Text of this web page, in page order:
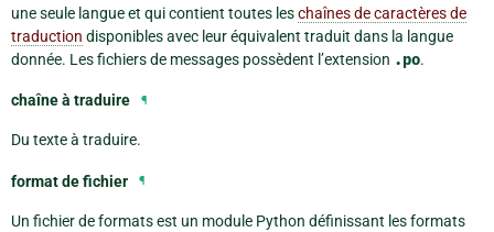
une seule langue et qui contient toutes leschaînes de caractères de
traduction disponibles avec leur équivalent traduit dans la langue
donnée. Les fichiers de messages possèdent l’extension .po.
chaîne à traduire ¶
Du texte à traduire.
format de fichier ¶
Un fichier de formats est un module Python définissant les formats